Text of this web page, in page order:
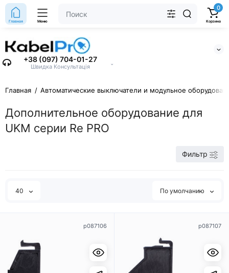
+38 (097) 704-01-27
Швидка Консультація
⌄
Главная Меню
0
Корзина
Главная Автоматические выключатели и модульное
Дополнительное оборудование для
UKM серии Re PRO
Фильтр
40 По умолчанию
p087106 p087107